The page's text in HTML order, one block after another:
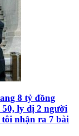
8 tỷ đồng
ly dị 2 người
nhận ra 7 bài